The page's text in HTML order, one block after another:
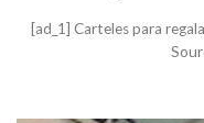
[ad_1] Carteles para